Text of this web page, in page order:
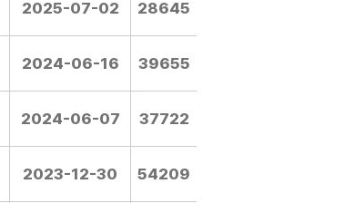
2025-07-02 28645
2024-06-16 39655
2024-06-07 37722
2023-12-30 54209